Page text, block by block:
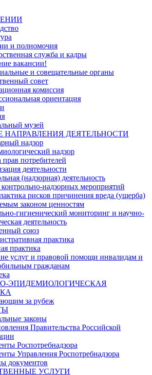
и полномочия
служба и кадры
вакансии!
и совещательные органы
совет
комиссия
ориентация
музей
НАПРАВЛЕНИЯ ДЕЯТЕЛЬНОСТИ
надзор
надзор
прав потребителей
деятельности
(надзорная) деятельность
надзорных мероприятий
рисков причинения вреда (ущерба)
законом ценностям
гигиенический мониторинг и научно-
деятельность
союз
практика
практика
услуг и правовой помощи инвалидам и
гражданам
ЭПИДЕМИОЛОГИЧЕСКАЯ
за рубеж
законы
Правительства Российской
Роспотребнадзора
Управления Роспотребнадзора
документов
УСЛУГИ